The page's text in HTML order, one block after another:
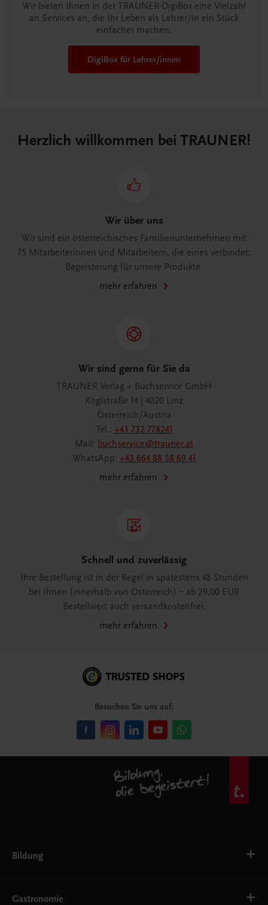
Wir bieten Ihnen in der TRAUNER-DigiBox eine Vielzahl
an Services an, die Ihr Leben als Lehrer/in ein Stück
einfacher machen.
DigiBox für Lehrer/innen
Herzlich willkommen bei TRAUNER!
Wir über uns
Wir sind ein österreichisches Familienunternehmen mit
75 Mitarbeiterinnen und Mitarbeitern, die eines verbindet:
Begeisterung für unsere Produkte.
mehr erfahren
Wir sind gerne für Sie da
TRAUNER Verlag + Buchservice GmbH
Köglstraße 14 | 4020 Linz
Österreich/Austria
Tel.: +43 732 778241
Mail: buchservice@trauner.at
WhatsApp: +43 664 88 58 69 41
mehr erfahren
Schnell und zuverlässig
Ihre Bestellung ist in der Regel in spätestens 48 Stunden
bei Ihnen (innerhalb von Österreich) – ab 29,00 EUR
Bestellwert auch versandkostenfrei.
mehr erfahren
Besuchen Sie uns auf:
Bildung
AHS
Gastronomie